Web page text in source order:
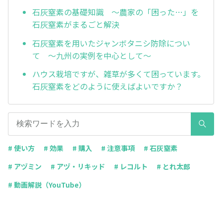
石灰窒素の基礎知識 ～農家の「困った…」を
石灰窒素がまるごと解決
石灰窒素を用いたジャンボタニシ防除につい
て ～九州の実例を中心として～
ハウス栽培ですが、雑草が多くて困っています。
石灰窒素をどのように使えばよいですか？
# 使い方 # 効果 # 購入 # 注意事項
# 石灰窒素
# アヅミン
# アヅ・リキッド # レコルト
# とれ太郎
# 動画解説（YouTube）